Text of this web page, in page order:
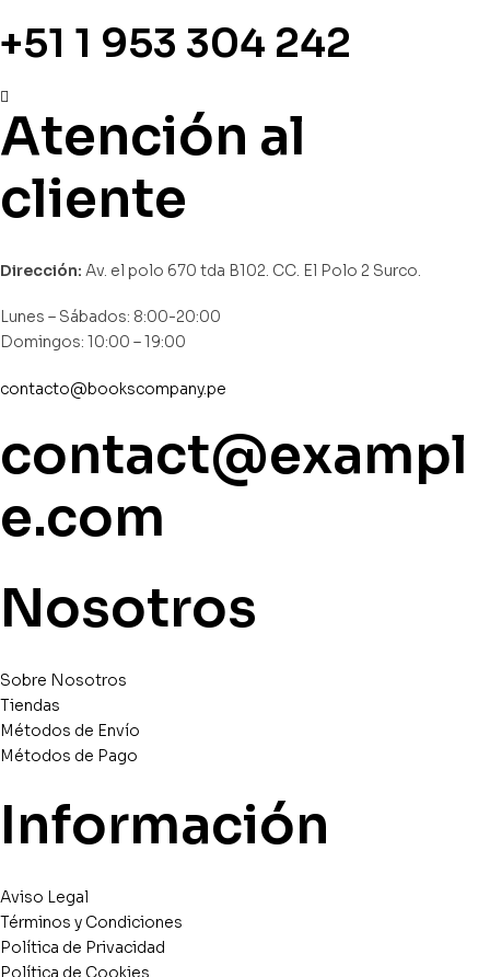
+51 1 953 304 242
Atención al
cliente
Dirección: Av. el polo 670 tda B102. CC. El Polo 2 Surco.
Lunes – Sábados: 8:00-20:00
Domingos: 10:00 – 19:00
contacto@bookscompany.pe
contact@exampl
e.com
Nosotros
Sobre Nosotros
Tiendas
Métodos de Envío
Métodos de Pago
Información
Aviso Legal
Términos y Condiciones
Política de Privacidad
Política de Cookies